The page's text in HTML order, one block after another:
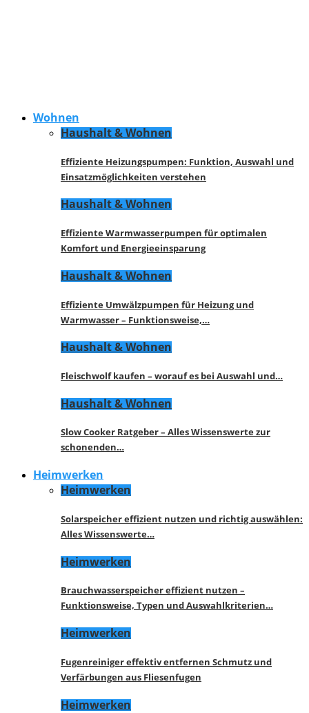
Wohnen
Haushalt & Wohnen
Effiziente Heizungspumpen: Funktion, Auswahl und
Einsatzmöglichkeiten verstehen
Haushalt & Wohnen
Effiziente Warmwasserpumpen für optimalen
Komfort und Energieeinsparung
Haushalt & Wohnen
Effiziente Umwälzpumpen für Heizung und
Warmwasser – Funktionsweise,…
Haushalt & Wohnen
Fleischwolf kaufen – worauf es bei Auswahl und…
Haushalt & Wohnen
Slow Cooker Ratgeber – Alles Wissenswerte zur
schonenden…
Heimwerken
Heimwerken
Solarspeicher effizient nutzen und richtig auswählen:
Alles Wissenswerte…
Heimwerken
Brauchwasserspeicher effizient nutzen –
Funktionsweise, Typen und Auswahlkriterien…
Heimwerken
Fugenreiniger effektiv entfernen Schmutz und
Verfärbungen aus Fliesenfugen
Heimwerken